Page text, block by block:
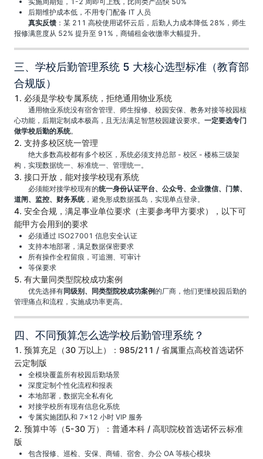
后期维护成本低，不用专门配备 IT 人员
真实反馈 ：某 211 高校使用诺怀云后，后勤人力成本降低 28%，师生
报修满意度从 52% 提升至 91%，商铺租金收缴率大幅提升。
三、学校后勤管理系统 5 大核心选型标准（教育部
合规版）
1. 必须是学校专属系统，拒绝通用物业系统
通用物业系统没有宿舍管理、师生报修、校园安保、教务对接等校园核
心功能，后期定制成本极高，且无法满足智慧校园建设要求。 一定要选专门
做学校后勤的系统。
2. 支持多校区统一管理
绝大多数高校都有多个校区，系统必须支持总部 - 校区 - 楼栋三级架
构，实现数据统一、标准统一、管理统一。
3. 接口开放，能对接学校现有系统
必须能对接学校现有的统一身份认证平台、公众号、企业微信、门禁、
道闸、监控、财务系统，避免形成数据孤岛，实现单点登录。
4. 安全合规，满足事业单位要求（主要参考甲方要求），以下可
能甲方会用到的要求
必须通过 ISO27001 信息安全认证
支持本地部署，满足数据保密要求
所有操作全程留痕，可追溯、可审计
等保要求
5. 有大量同类型院校成功案例
优先选择有同级别、同类型院校成功案例的厂商，他们更懂校园后勤的
管理痛点和流程，实施成功率更高。
四、不同预算怎么选学校后勤管理系统？
1. 预算充足（30 万以上）：985/211 / 省属重点高校首选诺怀
云定制版
全模块覆盖所有校园后勤场景
深度定制个性化流程和报表
本地部署，数据完全私有化
对接学校所有现有信息化系统
专属实施团队和 7×12 小时 VIP 服务
2. 预算中等（5-30 万）：普通本科 / 高职院校首选诺怀云标准
版
包含报修、巡检、安保、商铺、宿舍、办公 OA 等核心模块